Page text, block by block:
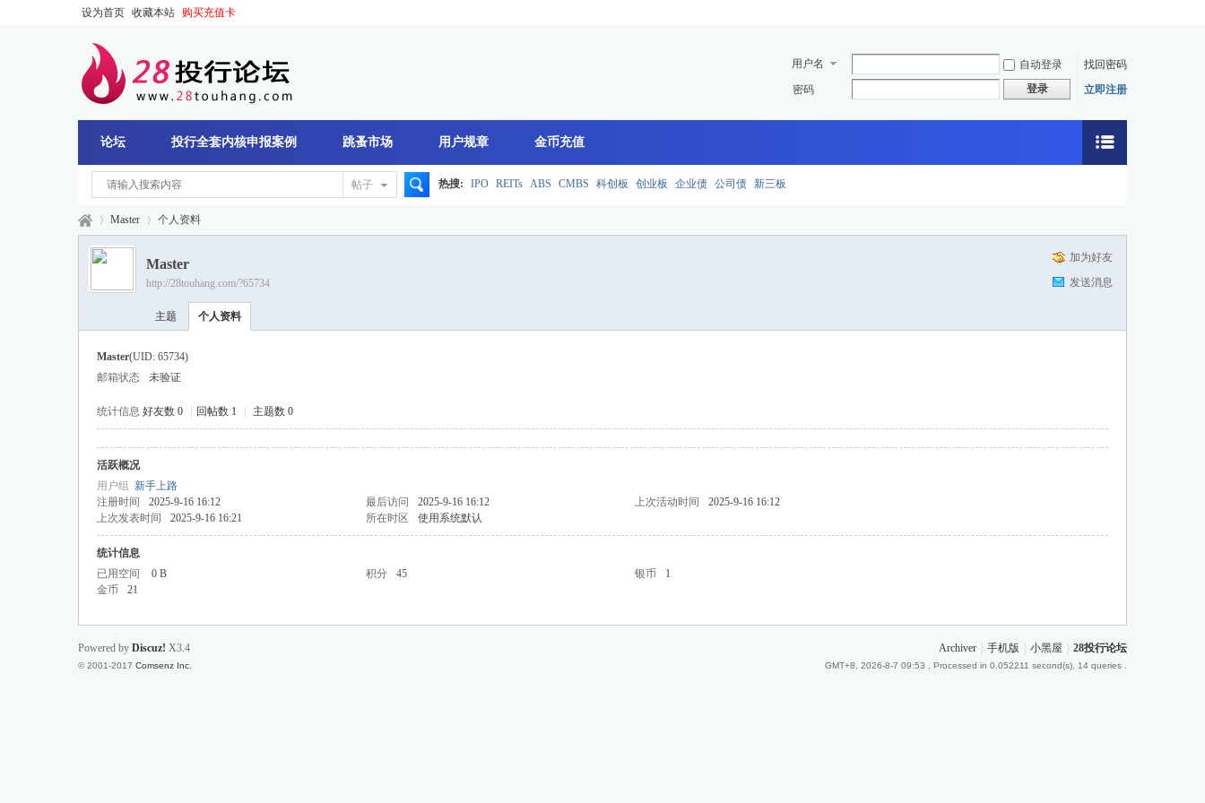
设为首页 收藏本站 购买充值卡
用户名 自动登录
找回密码
密码
登录 立即注册
论坛 投行全套内核申报案例 跳蚤市场 用户规章 金币充值
帖子
热搜: IPO REITs ABS CMBS 科创板 创业板 企业债 公司债 新三板
行
›
Master 个人资料
加为好友
发送消息
Master
http://28touhang.com/?65734
主题 个人资料
Master(UID: 65734)
邮箱状态
未验证
统计信息 好友数 0 回帖数 1 主题数 0
活跃概况
用户组 新手上路
注册时间
2025-9-16 16:12 最后访问 2025-9-16 16:12 上次活动时间
2025-9-16 16:12
上次发表时间
2025-9-16 16:21 所在时区 使用系统默认
统计信息
已用空间
0 B 积分 45 银币
1
金币
21
Archiver 手机版 小黑屋 28投行论坛
GMT+8, 2026-8-7 09:53 , Processed in 0.052211 second(s), 14 queries .
Powered by Discuz! X3.4
© 2001-2017 Comsenz Inc.